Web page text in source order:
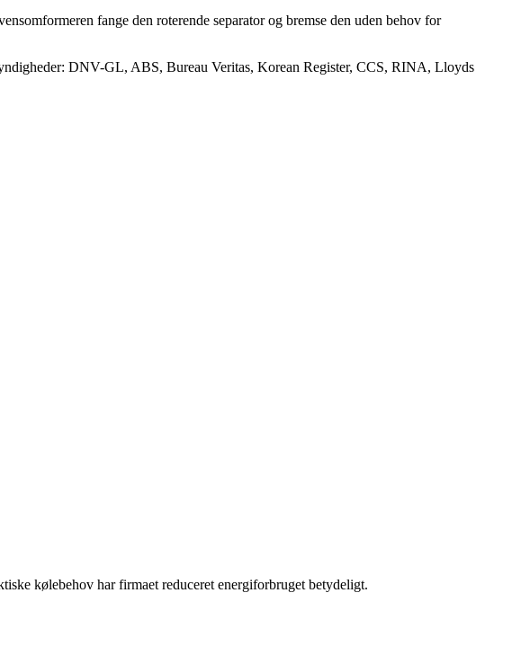
fange den roterende separator og bremse den uden behov for
DNV-GL, ABS, Bureau Veritas, Korean Register, CCS, RINA, Lloyds
kølebehov har firmaet reduceret energiforbruget betydeligt.